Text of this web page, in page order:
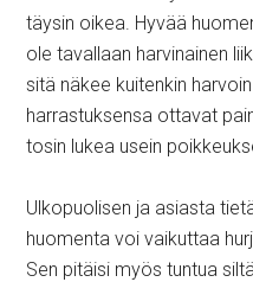
täysin oikea. Hyvää
ole tavallaan harvinainen
sitä näkee kuitenkin
harrastuksensa ottavat
tosin lukea usein
Ulkopuolisen ja asiasta
huomenta voi vaikuttaa
Sen pitäisi myös tuntua